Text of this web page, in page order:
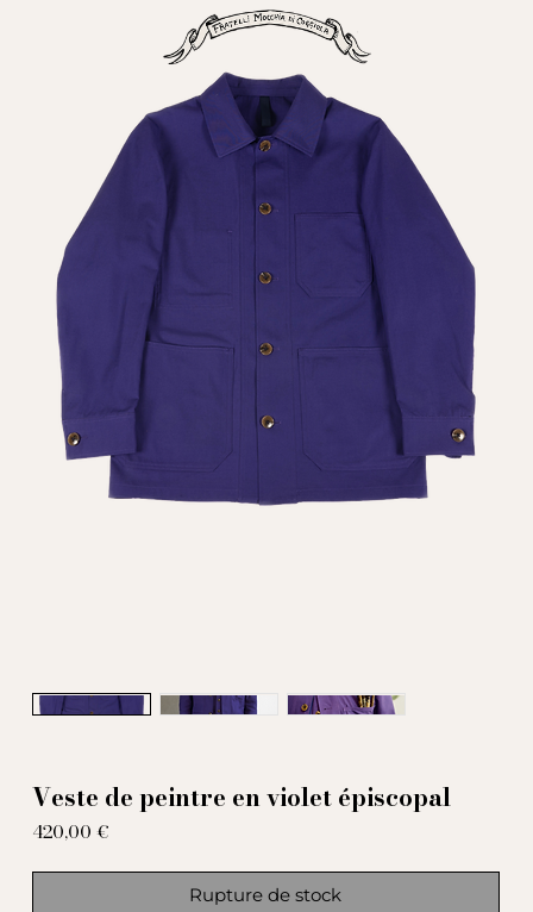
Veste de peintre en violet épiscopal
420,00 €
Rupture de stock